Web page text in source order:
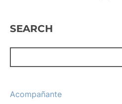
SEARCH
Acompañante